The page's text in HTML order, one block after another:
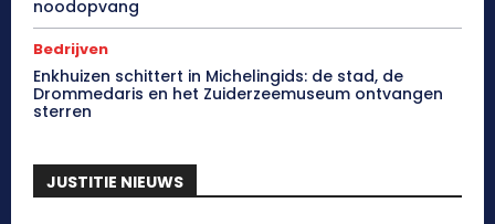
noodopvang
Bedrijven
Enkhuizen schittert in Michelingids: de stad, de
Drommedaris en het Zuiderzeemuseum ontvangen
sterren
JUSTITIE NIEUWS